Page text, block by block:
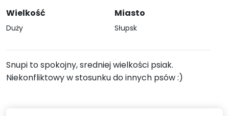
Wielkość
Duży
Miasto
Słupsk
Snupi to spokojny, sredniej wielkości psiak.
Niekonfliktowy w stosunku do innych psów :)